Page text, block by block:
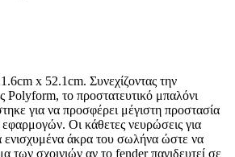
x 52.1cm. Συνεχίζοντας την
Polyform, το προστατευτικό μπαλόνι
για να προσφέρει μέγιστη προστασία
εφαρμογών. Οι κάθετες νευρώσεις για
ενισχυμένα άκρα του σωλήνα ώστε να
των σχοινιών αν το fender παγιδευτεί σε